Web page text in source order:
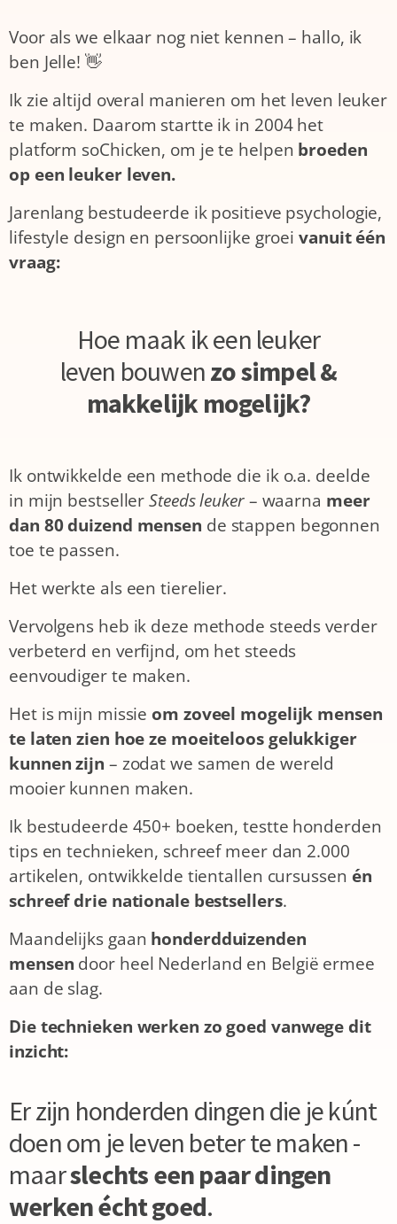
Voor als we elkaar nog niet kennen – hallo, ik
ben Jelle! 👋
Ik zie altijd overal manieren om het leven leuker
te maken. Daarom startte ik in 2004 het
platform soChicken, om je te helpen broeden
op een leuker leven.
Jarenlang bestudeerde ik positieve psychologie,
lifestyle design en persoonlijke groeivanuit één
vraag:
Hoe maak ik een leuker
leven bouwenzo simpel &
makkelijk mogelijk?
Ik ontwikkelde een methode die ik o.a. deelde
in mijn bestsellerSteeds leuker– waarna meer
dan 80 duizend mensen de stappen begonnen
toe te passen.
Het werkte als een tierelier.
Vervolgens heb ik deze methode steeds verder
verbeterd en verfijnd, om het steeds
eenvoudiger te maken.
Het is mijn missie om zoveel mogelijk mensen
te laten zien hoe ze moeiteloos gelukkiger
kunnen zijn – zodat we samen de wereld
mooier kunnen maken.
Ik bestudeerde 450+ boeken, testte honderden
tips en technieken, schreef meer dan 2.000
artikelen, ontwikkelde tientallen cursussen én
schreef drie nationale bestsellers.
Maandelijks gaan honderdduizenden
mensen door heel Nederland en België ermee
aan de slag.
Die technieken werken zo goed vanwege dit
inzicht:
Er zijn honderden dingen die je kúnt
doen om je leven beter te maken -
maarslechts een paar dingen
werken écht goed.